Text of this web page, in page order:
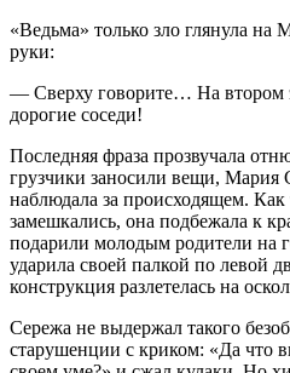
«Ведьма» только зло глянула на
руки:
— Сверху говорите… На
дорогие соседи!
Последняя фраза прозвучала
грузчики заносили вещи, Мария
наблюдала за происходящем. Как
замешкались, она подбежала к
подарили молодым родители на
ударила своей палкой по левой
конструкция разлетелась на
Сережа не выдержал такого
старушенции с криком: «Да что